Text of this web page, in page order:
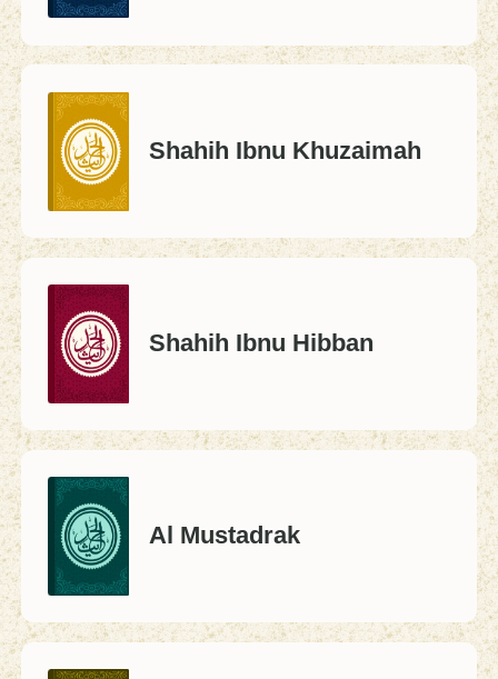
Shahih Ibnu Khuzaimah
Shahih Ibnu Hibban
Al Mustadrak